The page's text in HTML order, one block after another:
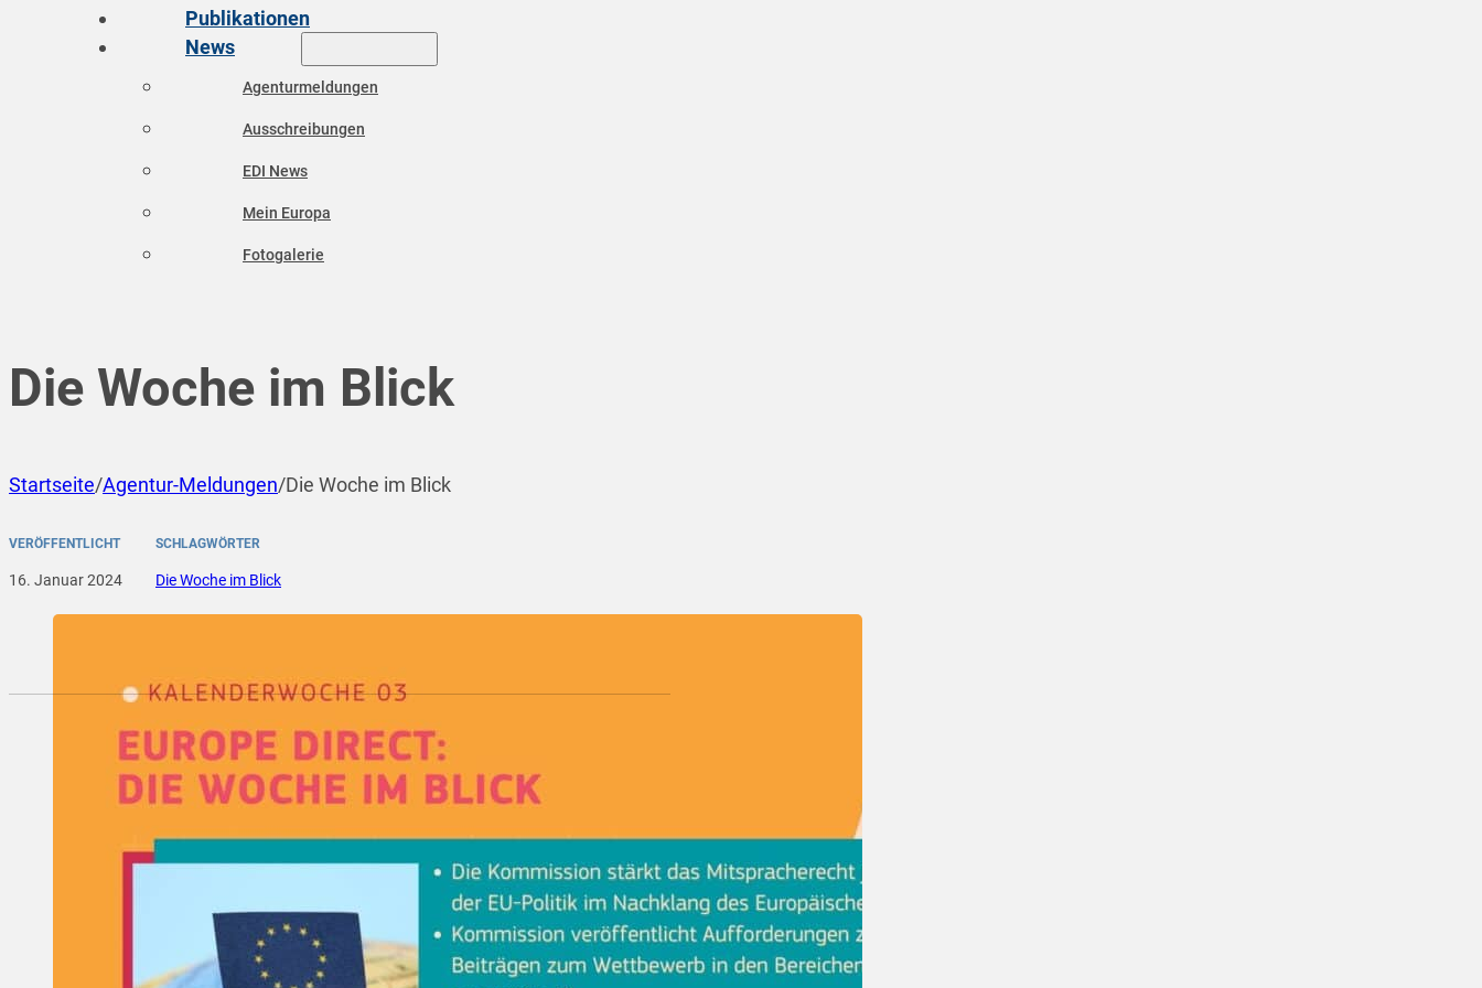
Publikationen
News
Agenturmeldungen
Ausschreibungen
EDI News
Mein Europa
Fotogalerie
Die Woche im Blick
Startseite/Agentur-Meldungen/Die Woche im Blick
VERÖFFENTLICHT
16. Januar 2024
SCHLAGWÖRTER
Die Woche im Blick